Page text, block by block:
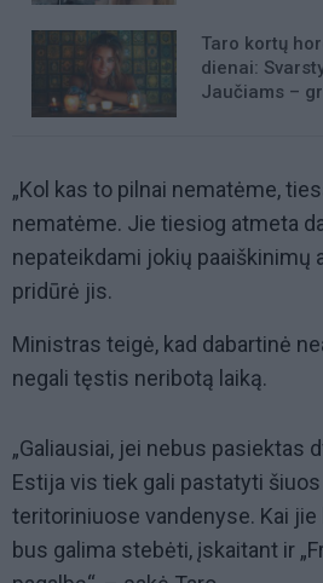
Taro kortų
dienai:
Jaučiams –
„Kol kas to pilnai nematėme,
nematėme. Jie tiesiog atmeta
nepateikdami jokių paaiškinimų
pridūrė jis.
Ministras teigė, kad dabartinė
negali tęstis neribotą laiką.
„Galiausiai, jei nebus pasiektas
Estija vis tiek gali pastatyti
teritoriniuose vandenyse. Kai
bus galima stebėti, įskaitant ir